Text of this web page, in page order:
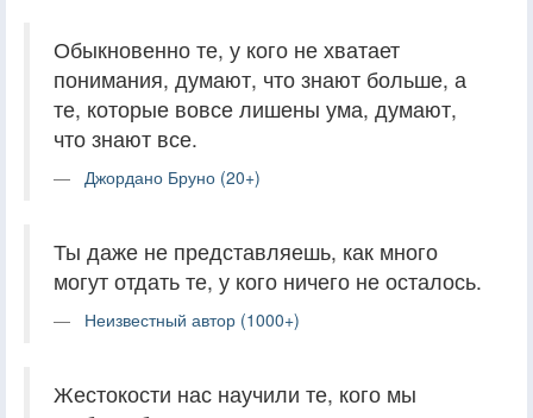
Обыкновенно те, у кого не хватает
понимания, думают, что знают больше, а
те, которые вовсе лишены ума, думают,
что знают все.
Джордано Бруно (20+)
Ты даже не представляешь, как много
могут отдать те, у кого ничего не осталось.
Неизвестный автор (1000+)
Жестокости нас научили те, кого мы